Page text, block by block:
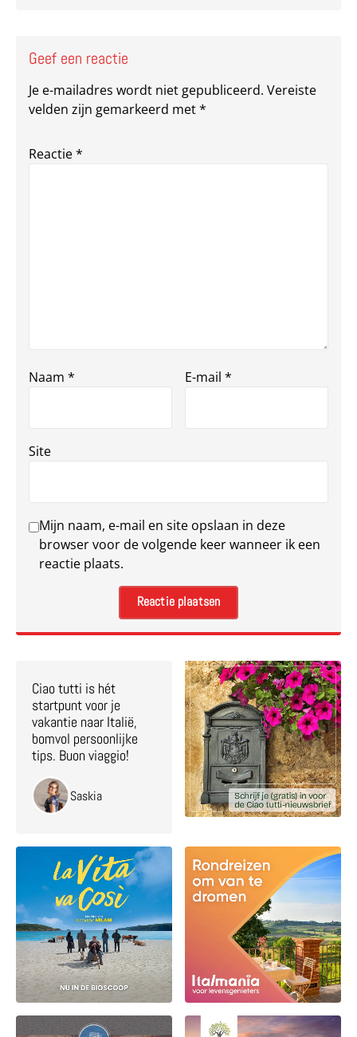
Geef een reactie
Je e-mailadres wordt niet gepubliceerd. Vereiste
velden zijn gemarkeerd met*
Reactie*
Naam * E-mail *
Site
Mijn naam, e-mail en site opslaan in deze
browser voor de volgende keer wanneer ik een
reactie plaats.
Ciao tutti is hét
startpunt voor je
vakantie naar Italië,
bomvol persoonlijke
tips. Buon viaggio!
Saskia